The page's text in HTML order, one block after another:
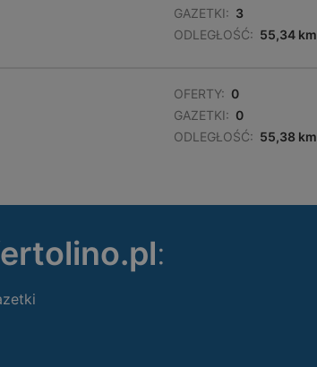
GAZETKI: 3
ODLEGŁOŚĆ: 55,34 km
OFERTY: 0
GAZETKI: 0
ODLEGŁOŚĆ: 55,38 km
: